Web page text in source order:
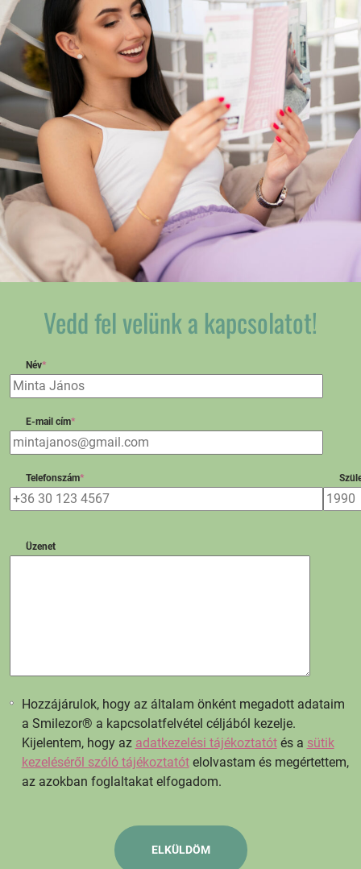
Vedd fel velünk a kapcsolatot!
Név*
E-mail cím*
Telefonszám*
Üzenet
Hozzájárulok, hogy az általam önként megadott adataim
a Smilezor® a kapcsolatfelvétel céljából kezelje.
Kijelentem, hogy az adatkezelési tájékoztatótés a sütik
kezeléséről szóló tájékoztatótelolvastam és megértettem,
az azokban foglaltakat elfogadom.